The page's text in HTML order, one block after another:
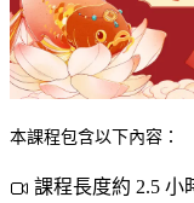
本課程包含以下內容：
課程長度約 2.5 小